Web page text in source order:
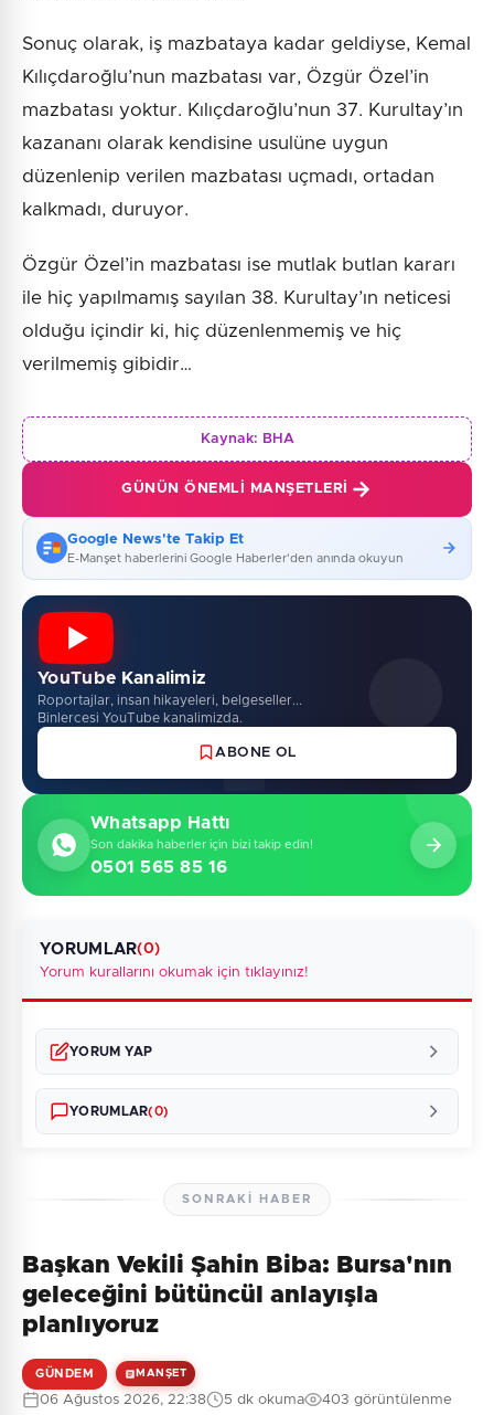
Sonuç olarak, iş mazbataya kadar geldiyse, Kemal
Kılıçdaroğlu’nun mazbatası var, Özgür Özel’in
mazbatası yoktur. Kılıçdaroğlu’nun 37. Kurultay’ın
kazananı olarak kendisine usulüne uygun
düzenlenip verilen mazbatası uçmadı, ortadan
kalkmadı, duruyor.
Özgür Özel’in mazbatası ise mutlak butlan kararı
ile hiç yapılmamış sayılan 38. Kurultay’ın neticesi
olduğu içindir ki, hiç düzenlenmemiş ve hiç
verilmemiş gibidir…
Kaynak: BHA
GÜNÜN ÖNEMLI MANŞETLERI
Google News'te Takip Et
E-Manşet haberlerini Google Haberler'den anında okuyun
YouTube Kanalimiz
Roportajlar, insan hikayeleri, belgeseller...
Binlercesi YouTube kanalimizda.
ABONE OL
Whatsapp Hattı
Son dakika haberler için bizi takip edin!
0501 565 85 16
YORUMLAR(0)
Yorum kurallarını okumak için tıklayınız!
YORUM YAP
YORUMLAR(0)
Henüz yorum yapılmamış. İlk yorumu siz yapın!
SONRAKI HABER
Başkan Vekili Şahin Biba: Bursa'nın
geleceğini bütüncül anlayışla
planlıyoruz
GÜNDEM MANŞET
06 Ağustos 2026, 22:38 5 dk okuma 403 görüntülenme